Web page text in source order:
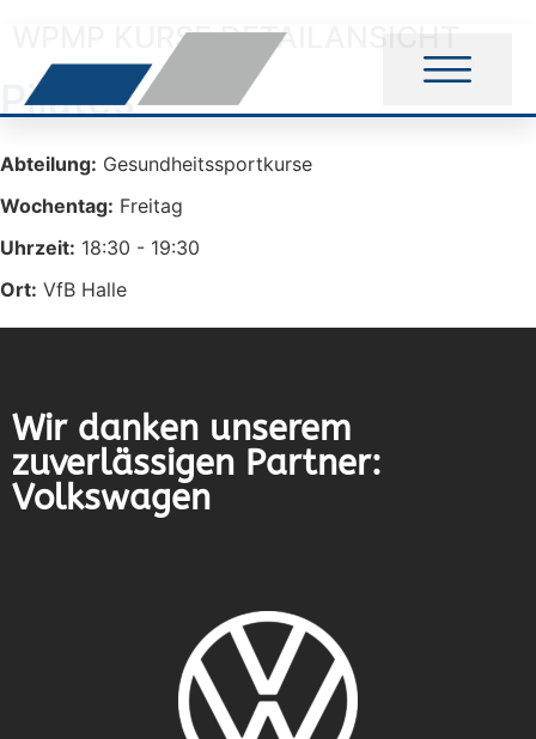
WPMP KURSE DETAILANSICHT
Pilates
Abteilung: Gesundheitssportkurse
Wochentag: Freitag
Uhrzeit: 18:30 - 19:30
Ort: VfB Halle
Wir danken unserem
zuverlässigen Partner:
Volkswagen